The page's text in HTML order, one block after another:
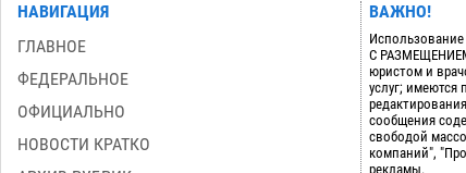
НАВИГАЦИЯ
ГЛАВНОЕ
ФЕДЕРАЛЬНОЕ
ОФИЦИАЛЬНО
НОВОСТИ КРАТКО
ВАЖНО!
С РАЗМЕЩЕНИЕМ
юристом и
услуг; имеются
сообщения
свободой
компаний",
рекламы.